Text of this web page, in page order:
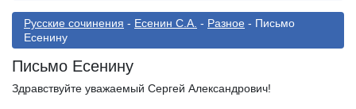
Русские сочинения - Есенин С.А. - Разное - Письмо
Есенину
Письмо Есенину
Здравствуйте уважаемый Сергей Александрович!